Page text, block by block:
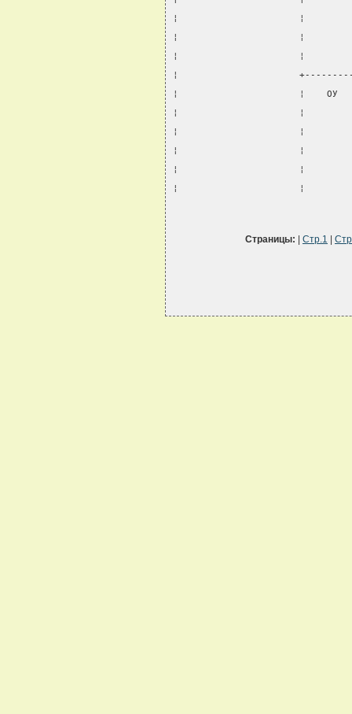
¦                      ¦
¦                      ¦           ¦
¦                      ¦
¦
¦                      ¦    ОУ
¦                      ¦
¦                      ¦
¦                      ¦
¦                      ¦
¦                      ¦
Страницы: Стр.1